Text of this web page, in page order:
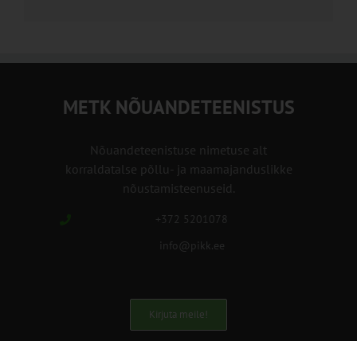
METK NÕUANDETEENISTUS
Nõuandeteenistuse nimetuse alt
korraldatalse põllu- ja maamajanduslikke
nõustamisteenuseid.
+372 5201078
info@pikk.ee
Kirjuta meile!